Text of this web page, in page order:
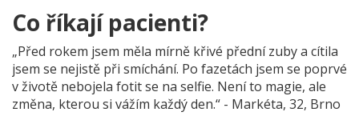
Co říkají pacienti?
„Před rokem jsem měla mírně křivé přední zuby a cítila
jsem se nejistě při smíchání. Po fazetách jsem se poprvé
v životě nebojela fotit se na selfie. Není to magie, ale
změna, kterou si vážím každý den.“ - Markéta, 32, Brno